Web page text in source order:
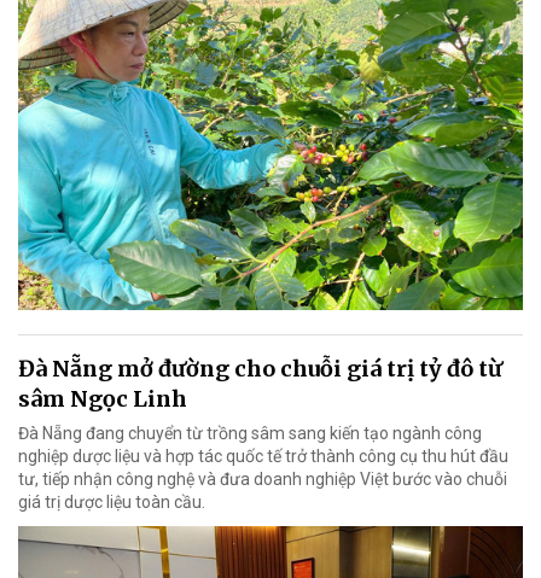
Đà Nẵng mở đường cho chuỗi giá trị tỷ đô từ
sâm Ngọc Linh
Đà Nẵng đang chuyển từ trồng sâm sang kiến tạo ngành công
nghiệp dược liệu và hợp tác quốc tế trở thành công cụ thu hút đầu
tư, tiếp nhận công nghệ và đưa doanh nghiệp Việt bước vào chuỗi
giá trị dược liệu toàn cầu.